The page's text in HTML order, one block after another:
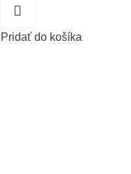
Pridať do košíka